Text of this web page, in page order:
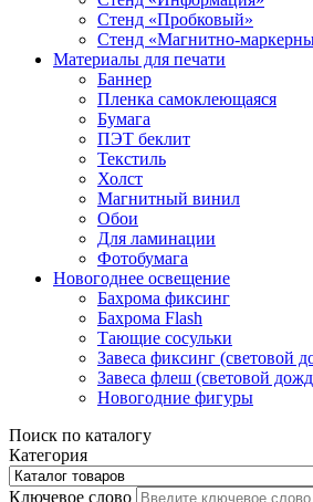
Стенд «Пробковый»
Стенд «Магнитно-
Материалы для печати
Баннер
Пленка самоклеющаяся
Бумага
ПЭТ беклит
Текстиль
Холст
Магнитный винил
Обои
Для ламинации
Фотобумага
Новогоднее освещение
Бахрома фиксинг
Бахрома Flash
Тающие сосульки
Завеса фиксинг (световой
Завеса флеш (световой
Новогодние фигуры
Поиск по каталогу
Категория
Ключевое слово